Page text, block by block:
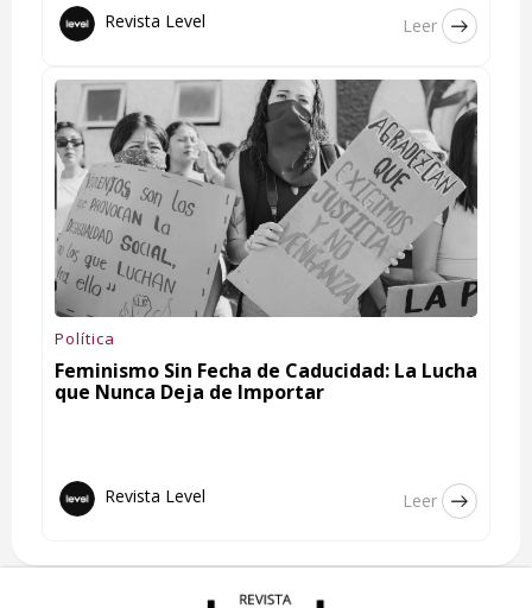
Revista Level Leer
Política
Feminismo Sin Fecha de Caducidad: La Lucha
que Nunca Deja de Importar
Revista Level Leer